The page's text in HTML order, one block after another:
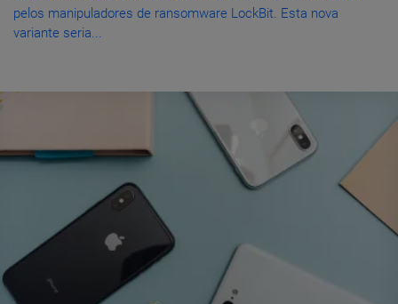
pelos manipuladores de ransomware LockBit. Esta nova
variante seria...